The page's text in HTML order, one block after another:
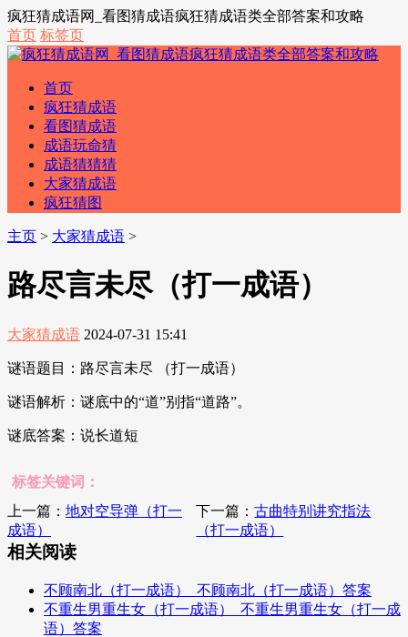
疯狂猜成语网_看图猜成语疯狂猜成语类全部答案和攻略
首页 标签页
首页
疯狂猜成语
看图猜成语
成语玩命猜
成语猜猜猜
大家猜成语
疯狂猜图
主页 > 大家猜成语 >
路尽言未尽（打一成语）
大家猜成语 2024-07-31 15:41
谜语题目：路尽言未尽 （打一成语）
谜语解析：谜底中的“道”别指“道路”。
谜底答案：说长道短
标签关键词：
上一篇： 地对空导弹（打一
成语）
下一篇：古曲特别讲究指法
（打一成语）
相关阅读
不顾南北（打一成语）_不顾南北（打一成语）答案
不重生男重生女（打一成语）_不重生男重生女（打一成
语）答案